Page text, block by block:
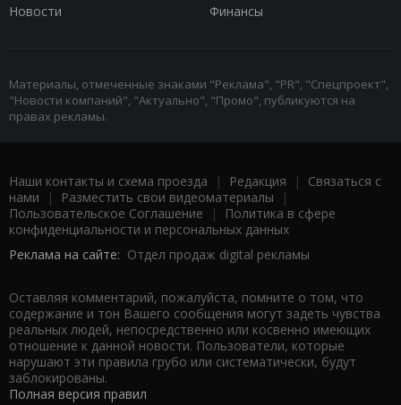
Новости
Финансы
Материалы, отмеченные знаками "Реклама", "PR", "Спецпроект",
"Новости компаний", "Актуально", "Промо", публикуются на
правах рекламы.
Наши контакты и схема проезда | Редакция | Связаться с
нами | Разместить свои видеоматериалы |
Пользовательское Соглашение |
Политика в сфере
конфиденциальности и персональных данных
Реклама на сайте: Отдел продаж digital рекламы
Оставляя комментарий, пожалуйста, помните о том, что
содержание и тон Вашего сообщения могут задеть чувства
реальных людей, непосредственно или косвенно имеющих
отношение к данной новости. Пользователи, которые
нарушают эти правила грубо или систематически, будут
заблокированы.
Полная версия правил